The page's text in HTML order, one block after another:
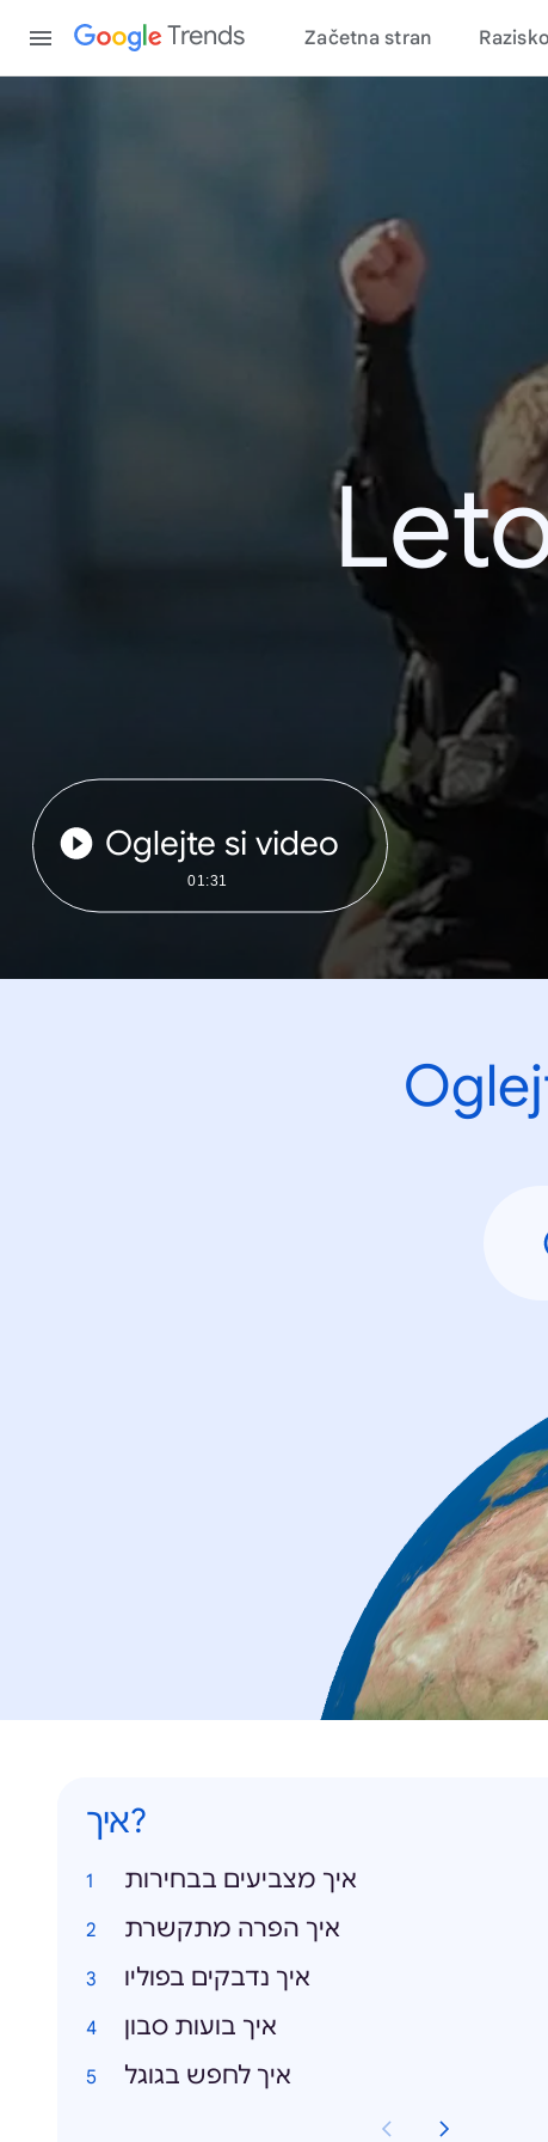
Trends Začetna stran
Oglejte si video
01:31
איך?
איך מצביעים בבחירות
איך הפרה מתקשרת
איך נדבקים בפוליו
איך בועות סבון
איך לחפש בגוגל